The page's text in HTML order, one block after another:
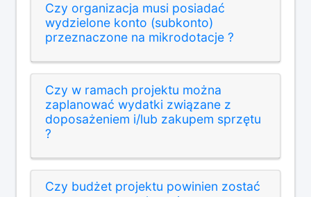
Czy organizacja musi posiadać
wydzielone konto (subkonto)
przeznaczone na mikrodotacje ?
Czy w ramach projektu można
zaplanować wydatki związane z
doposażeniem i/lub zakupem sprzętu
?
Czy budżet projektu powinien zostać